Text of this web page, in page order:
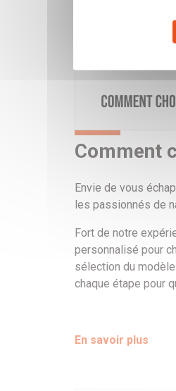
Comment
Envie de vous
les passionnés de
Fort de notre
personnalisé pour
sélection du
chaque étape pour
En savoir plus